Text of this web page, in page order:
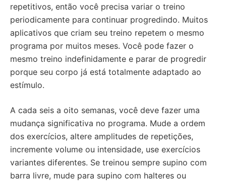
repetitivos, então você precisa variar o treino
periodicamente para continuar progredindo. Muitos
aplicativos que criam seu treino repetem o mesmo
programa por muitos meses. Você pode fazer o
mesmo treino indefinidamente e parar de progredir
porque seu corpo já está totalmente adaptado ao
estímulo.
A cada seis a oito semanas, você deve fazer uma
mudança significativa no programa. Mude a ordem
dos exercícios, altere amplitudes de repetições,
incremente volume ou intensidade, use exercícios
variantes diferentes. Se treinou sempre supino com
barra livre, mude para supino com halteres ou